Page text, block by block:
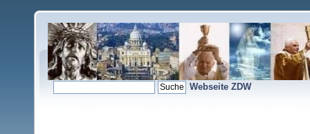
Webseite ZDW